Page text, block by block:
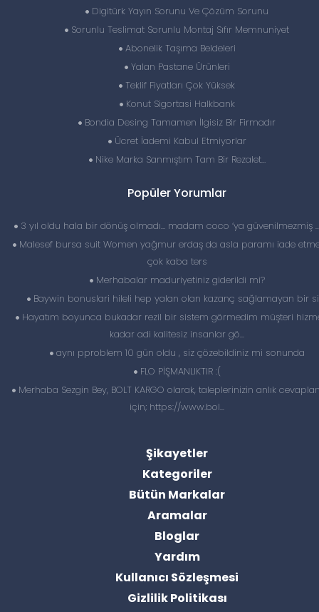
Digitürk Yayın Sorunu Ve Çözüm Sorunu
Sorunlu Teslimat Sorunlu Montaj Sıfır Memnuniyet
Abonelik Taşıma Beldeleri
Yalan Pastane Ürünleri
Teklif Fiyatları Çok Yüksek
Konut Sigortasi Halkbank
Bondia Desing Tamamen İlgisiz Bir Firmadır
Ücret İademi Kabul Etmiyorlar
Nike Marka Sanmıştım Tam Bir Rezalet…
Popüler Yorumlar
3 yıl oldu hala bir dönüş olmadı… madam coco ‘ya güvenilmezmiş
Malesef bursa suit Women yağmur erdaş da asla paramı iade
çok kaba ters
Merhabalar maduriyetiniz giderildi mi?
Baywin bonuslari hileli hep yalan olan kazanç sağlamayan bir
Hayatım boyunca bukadar rezil bir sistem görmedim müşteri
kadar adi kalitesiz insanlar gö...
aynı pproblem 10 gün oldu , siz çözebildiniz mi sonunda
FLO PİŞMANLIKTIR :(
Merhaba Sezgin Bey, BOLT KARGO olarak, taleplerinizin anlık
için; https://www.bol...
Şikayetler
Kategoriler
Bütün Markalar
Aramalar
Bloglar
Yardım
Kullanıcı Sözleşmesi
Gizlilik Politikası